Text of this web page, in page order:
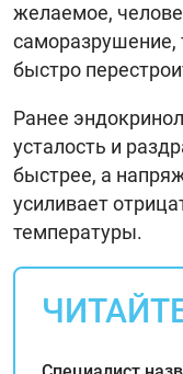
желаемое,
саморазрушение,
быстро
Ранее
усталость и
быстрее, а
усиливает
температуры.